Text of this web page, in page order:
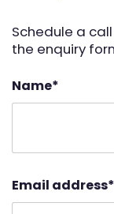
Schedule a
the enquiry
Name*
Email address*